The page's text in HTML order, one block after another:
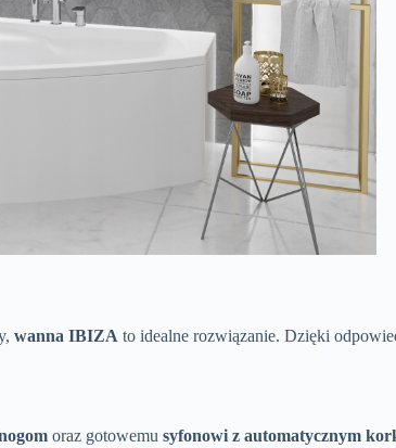
wanna IBIZA to idealne rozwiązanie. Dzięki
oraz gotowemu syfonowi z automatycznym